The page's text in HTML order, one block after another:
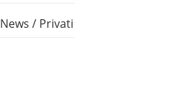
News / Privati